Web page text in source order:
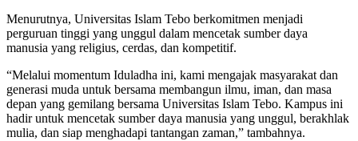
Menurutnya, Universitas Islam Tebo berkomitmen menjadi
perguruan tinggi yang unggul dalam mencetak sumber daya
manusia yang religius, cerdas, dan kompetitif.
“Melalui momentum Iduladha ini, kami mengajak masyarakat dan
generasi muda untuk bersama membangun ilmu, iman, dan masa
depan yang gemilang bersama Universitas Islam Tebo. Kampus ini
hadir untuk mencetak sumber daya manusia yang unggul, berakhlak
mulia, dan siap menghadapi tantangan zaman,” tambahnya.